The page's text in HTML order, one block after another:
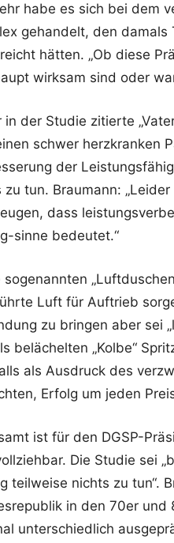
habe es sich bei dem
gehandelt, den
hätten. „Ob diese
wirksam sind oder
in der Studie zitierte
schwer herzkranken
der
zu tun. Braumann:
dass
sinne bedeutet.“
sogenannten
Luft für Auftrieb
zu bringen aber sei
belächelten „Kolbe“
als Ausdruck des
Erfolg um jeden
ist für den DGSP-
Die Studie sei
teilweise nichts zu tun“.
in den 70er und
unterschiedlich